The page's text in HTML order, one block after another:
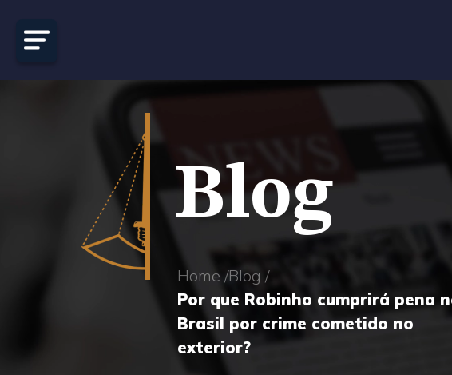
Blog
Home /Blog /
Por que Robinho cumprirá pena
Brasil por crime cometido no
exterior?